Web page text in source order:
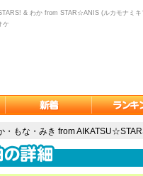
& わか from STAR☆ANIS (ルカモナミキ
ケ
・もな・みき from